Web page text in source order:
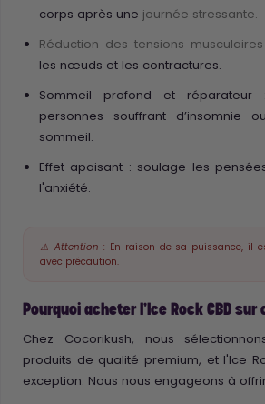
corps après une journée stressante.
Réduction des tensions musculaires
les nœuds et les contractures.
Sommeil profond et
personnes souffrant d’insomnie
sommeil.
Effet apaisant : soulage les
l'anxiété.
⚠️ Attention :
En raison de sa puissance, il
avec précaution.
Pourquoi acheter l'Ice Rock CBD
Chez Cocorikush, nous
produits de qualité premium, et l'Ice
exception. Nous nous engageons à